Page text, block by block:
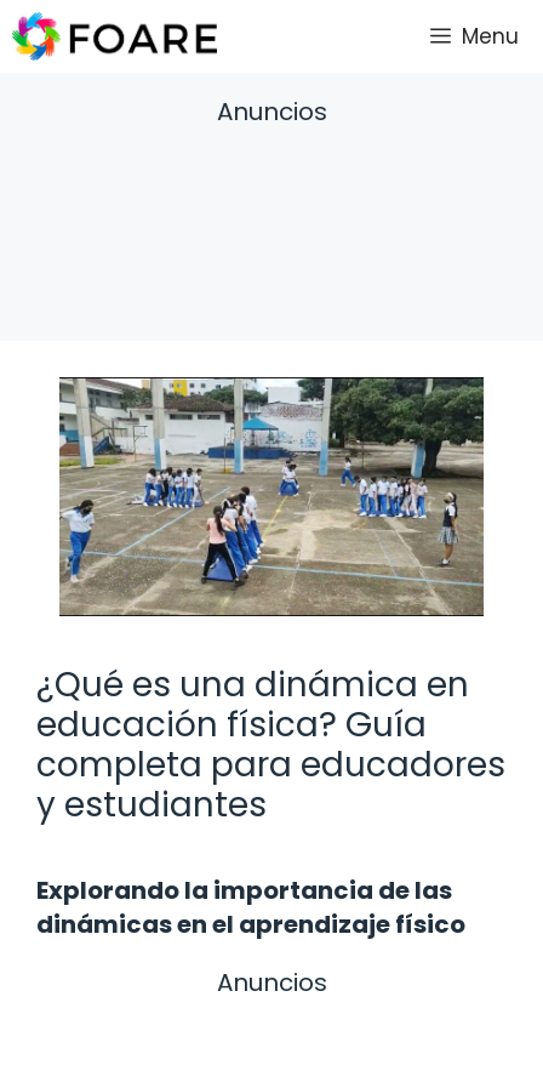
Saltar
al
Menu
Anuncios
¿Qué es una dinámica en
educación física? Guía
completa para educadores
y estudiantes
Explorando la importancia de las
dinámicas en el aprendizaje físico
Anuncios